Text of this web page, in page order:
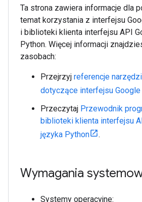
Ta strona zawiera informacje dla
temat korzystania z interfejsu
i biblioteki klienta interfejsu API
Python. Więcej informacji
zasobach:
Przejrzyj referencje
dotyczące interfejsu Google
Przeczytaj Przewodnik
biblioteki klienta interfejsu
języka Python
.
Wymagania
Systemy operacyjne: